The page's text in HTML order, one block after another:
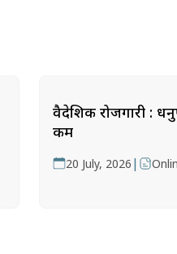
वैदेशिक रोजगारी :
कम
20 July, 2026 |